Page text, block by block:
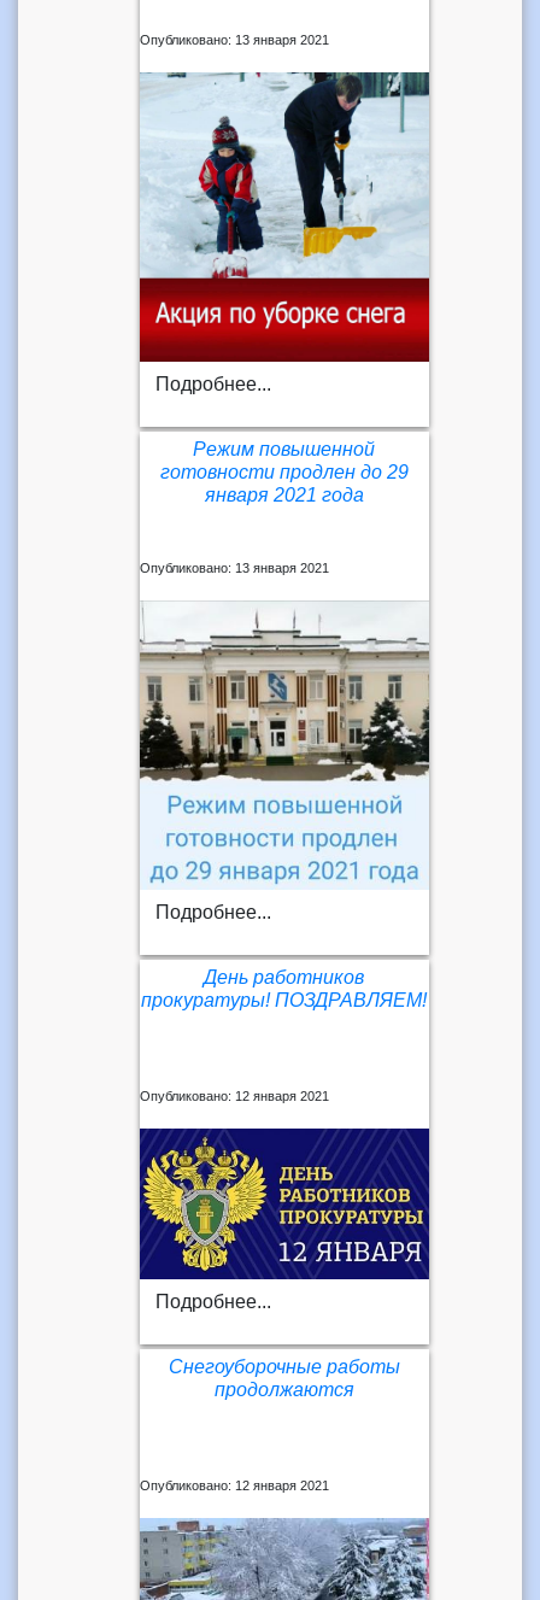
Опубликовано: 13 января 2021
Подробнее...
Режим повышенной
готовности продлен до 29
января 2021 года
Опубликовано: 13 января 2021
Подробнее...
День работников
прокуратуры! ПОЗДРАВЛЯЕМ!
Опубликовано: 12 января 2021
Подробнее...
Снегоуборочные работы
продолжаются
Опубликовано: 12 января 2021